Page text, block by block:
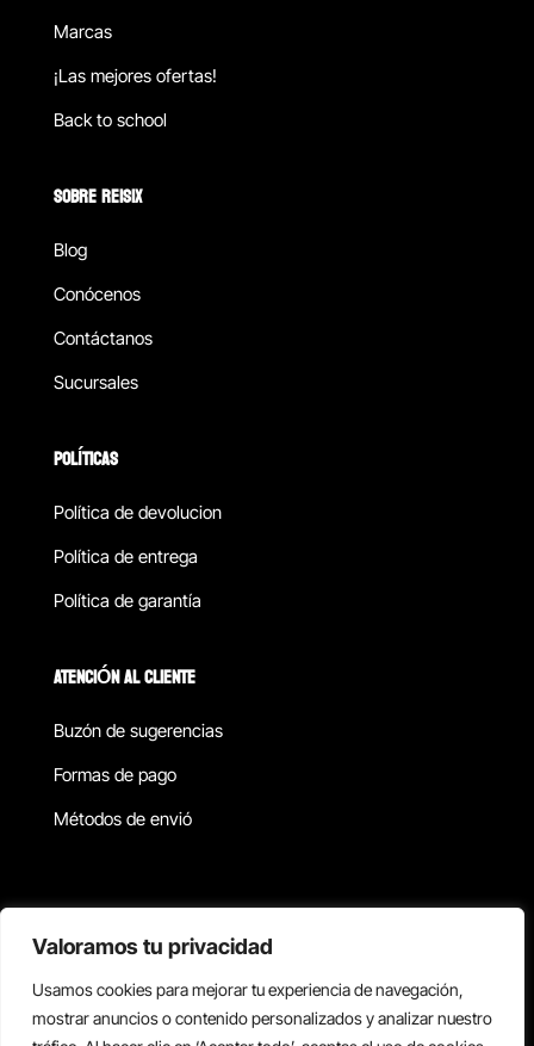
Valoramos tu privacidad
Usamos cookies para mejorar tu experiencia de navegación,
mostrar anuncios o contenido personalizados y analizar nuestro
Marcas
¡Las mejores ofertas!
Back to school
SOBRE REISIX
Blog
Conócenos
Contáctanos
Sucursales
POLÍTICAS
Política de devolucion
Política de entrega
Política de garantía
ATENCIÓN AL CLIENTE
Buzón de sugerencias
Formas de pago
Métodos de envió
Copyright © 2026 Reisix. Todos los derechos reservados.